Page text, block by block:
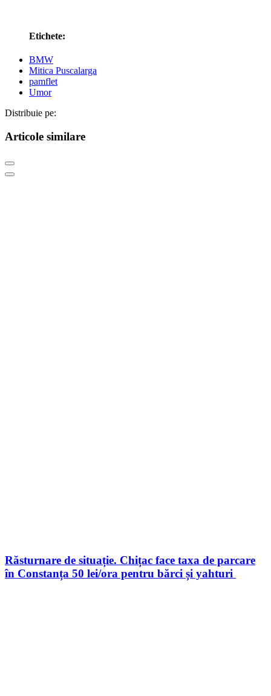
Etichete:
BMW
Mitica Puscalarga
pamflet
Umor
Distribuie pe:
Articole similare
Răsturnare de situație. Chițac face taxa de parcare
în Constanța 50 lei/ora pentru bărci și yahturi